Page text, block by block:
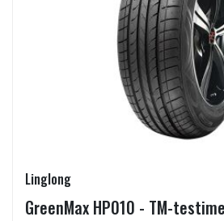
Linglong
GreenMax HP010 - TM-